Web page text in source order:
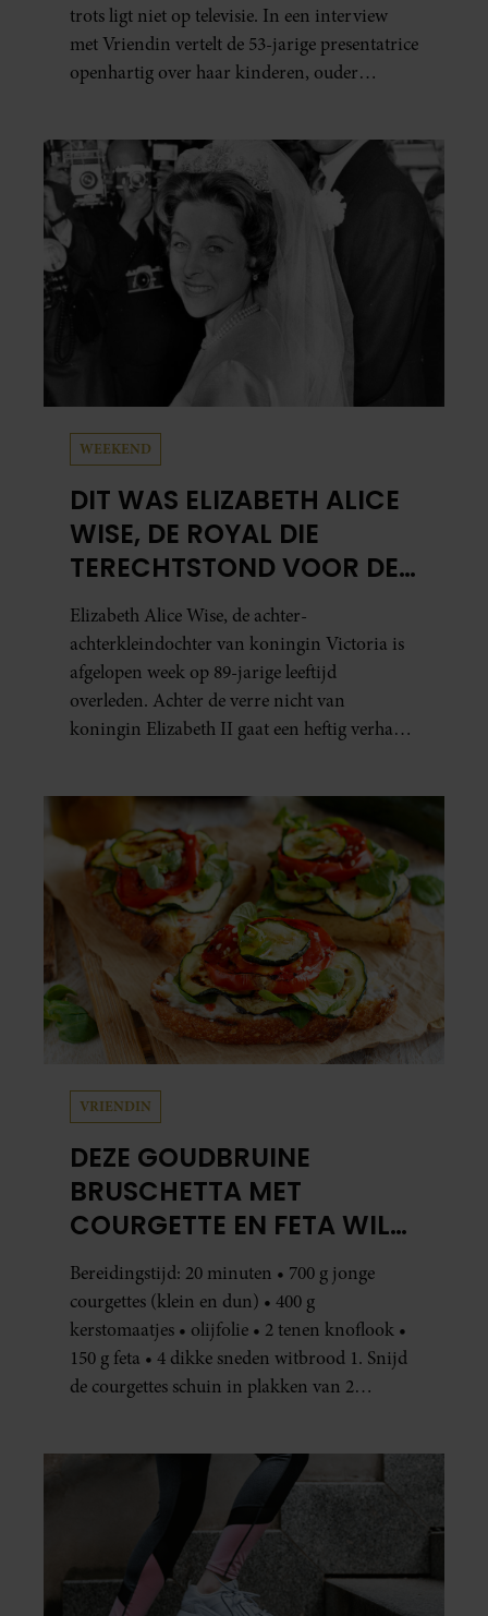
trots ligt niet op televisie. In een interview
met Vriendin vertelt de 53-jarige presentatrice
openhartig over haar kinderen, ouder
welke levenslessen haar vandaag de dag het
meest bezighouden.
WEEKEND
DIT WAS ELIZABETH ALICE
WISE, DE ROYAL DIE
TERECHTSTOND VOOR DE
DOOD VAN HAAR BABY
Elizabeth Alice Wise, de achter-
achterkleindochter van koningin Victoria is
afgelopen week op 89-jarige leeftijd
overleden. Achter de verre nicht van
koningin Elizabeth II gaat een heftig verhaal
VRIENDIN
DEZE GOUDBRUINE
BRUSCHETTA MET
COURGETTE EN FETA WIL
JE METEEN MAKEN
Bereidingstijd: 20 minuten • 700 g jonge
courgettes (klein en dun) • 400 g
kerstomaatjes • olijfolie • 2 tenen knoflook •
150 g feta • 4 dikke sneden witbrood 1. Snijd
de courgettes schuin in plakken van 2